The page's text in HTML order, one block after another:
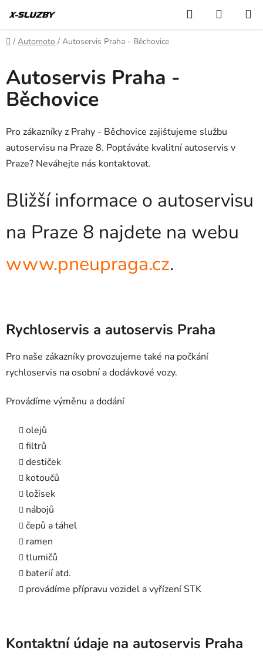
na
obsah
Hledat
KOŠÍK
Domů
/ Automoto / Autoservis Praha - Běchovice
Autoservis Praha -
Běchovice
Pro zákazníky z Prahy - Běchovice zajišťujeme službu
autoservisu na Praze 8. Poptáváte kvalitní autoservis v
Praze? Neváhejte nás kontaktovat.
Bližší informace o autoservisu
na Praze 8 najdete na webu
www.pneupraga.cz.
Rychloservis a autoservis Praha
Pro naše zákazníky provozujeme také na počkání
rychloservis na osobní a dodávkové vozy.
Provádíme výměnu a dodání
olejů
filtrů
destiček
kotoučů
ložisek
nábojů
čepů a táhel
ramen
tlumičů
baterií atd.
provádíme přípravu vozidel a vyřízení STK
Kontaktní údaje na autoservis Praha